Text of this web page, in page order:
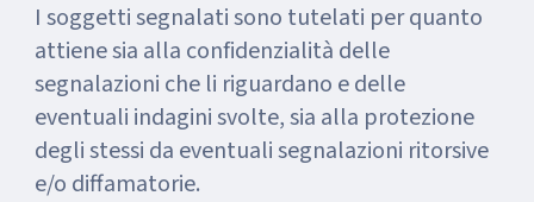
I soggetti segnalati sono tutelati per quanto
attiene sia alla confidenzialità delle
segnalazioni che li riguardano e delle
eventuali indagini svolte, sia alla protezione
degli stessi da eventuali segnalazioni ritorsive
e/o diffamatorie.